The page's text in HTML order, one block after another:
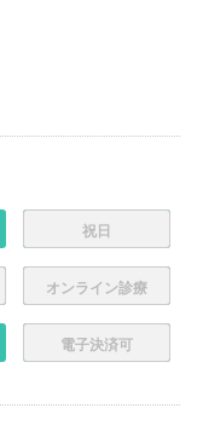
祝日
オンライン診療
電子決済可